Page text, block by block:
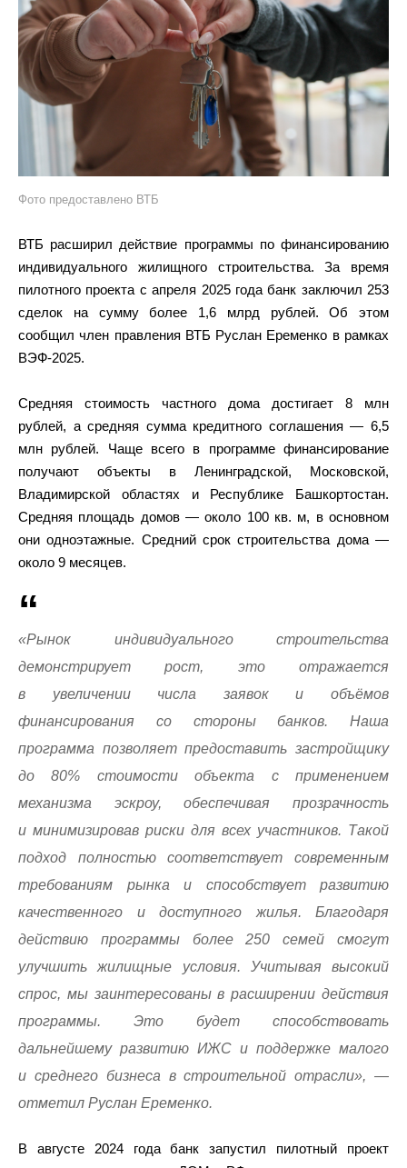
Фото предоставлено ВТБ
ВТБ расширил действие программы по финансированию
индивидуального жилищного строительства. За время
пилотного проекта с апреля 2025 года банк заключил 253
сделок на сумму более 1,6 млрд рублей. Об этом
сообщил член правления ВТБ Руслан Еременко в рамках
ВЭФ-2025.
Средняя стоимость частного дома достигает 8 млн
рублей, а средняя сумма кредитного соглашения — 6,5
млн рублей. Чаще всего в программе финансирование
получают объекты в Ленинградской, Московской,
Владимирской областях и Республике Башкортостан.
Средняя площадь домов — около 100 кв. м, в основном
они одноэтажные. Средний срок строительства дома —
около 9 месяцев.
«Рынок индивидуального строительства
демонстрирует рост, это отражается
в увеличении числа заявок и объёмов
финансирования со стороны банков. Наша
программа позволяет предоставить застройщику
до 80% стоимости объекта с применением
механизма эскроу, обеспечивая прозрачность
и минимизировав риски для всех участников. Такой
подход полностью соответствует современным
требованиям рынка и способствует развитию
качественного и доступного жилья. Благодаря
действию программы более 250 семей смогут
улучшить жилищные условия. Учитывая высокий
спрос, мы заинтересованы в расширении действия
программы. Это будет способствовать
дальнейшему развитию ИЖС и поддержке малого
и среднего бизнеса в строительной отрасли», —
отметил Руслан Еременко.
В августе 2024 года банк запустил пилотный проект